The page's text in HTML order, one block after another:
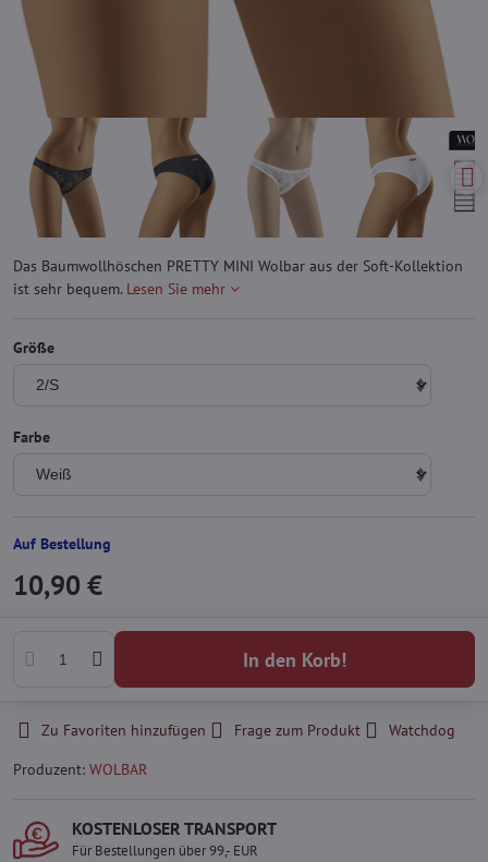
Das Baumwollhöschen PRETTY MINI Wolbar aus der Soft-Kollektion
ist sehr bequem. Lesen Sie mehr
Größe
Farbe
Auf Bestellung
10,90 €
In den Korb!
Zu Favoriten hinzufügen Frage zum Produkt
Watchdog
Produzent: WOLBAR
KOSTENLOSER TRANSPORT
Für Bestellungen über 99,- EUR